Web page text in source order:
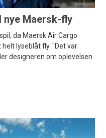
nye Maersk-fly
da Maersk Air Cargo
lyseblåt fly. "Det var
designeren om oplevelsen